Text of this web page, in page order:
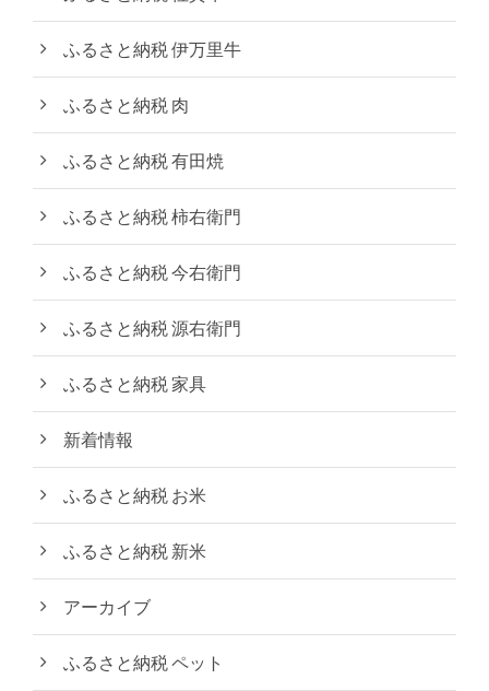
ふるさと納税 伊万里牛
ふるさと納税 肉
ふるさと納税 有田焼
ふるさと納税 柿右衛門
ふるさと納税 今右衛門
ふるさと納税 源右衛門
ふるさと納税 家具
新着情報
ふるさと納税 お米
ふるさと納税 新米
アーカイブ
ふるさと納税 ペット